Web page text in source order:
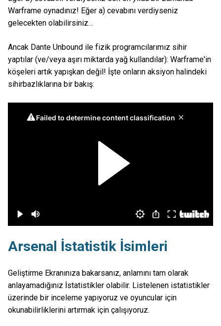
Warframe oynadınız! Eğer a) cevabını verdiyseniz
gelecekten olabilirsiniz…
Ancak Dante Unbound ile fizik programcılarımız sihir
yaptılar (ve/veya aşırı miktarda yağ kullandılar): Warframe'in
köşeleri artık yapışkan değil! İşte onların aksiyon halindeki
sihirbazlıklarına bir bakış:
Arsenal İstatistik İsimleri
Geliştirme Ekranınıza bakarsanız, anlamını tam olarak
anlayamadığınız İstatistikler olabilir. Listelenen istatistikler
üzerinde bir inceleme yapıyoruz ve oyuncular için
okunabilirliklerini artırmak için çalışıyoruz.